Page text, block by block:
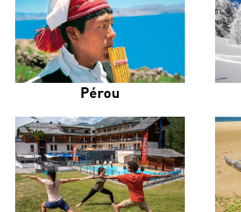
Pérou